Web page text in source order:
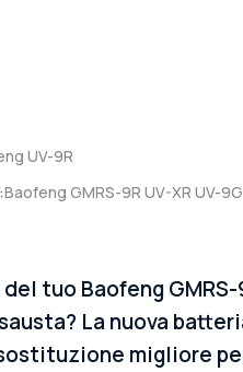
UV-9R
Baofeng GMRS-9R UV-XR UV-
tuo Baofeng GMRS-
La nuova
migliore